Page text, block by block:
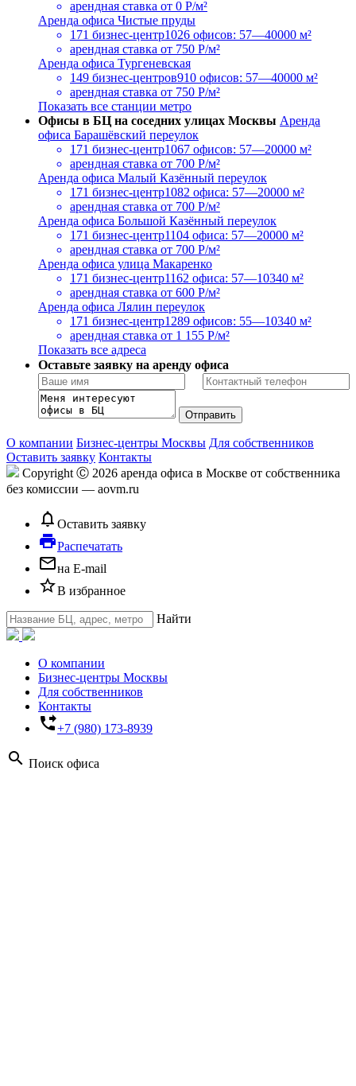
арендная ставка от 0 Р/м²
Аренда офиса Чистые пруды
171 бизнес-центр1026 офисов: 57—40000 м²
арендная ставка от 750 Р/м²
Аренда офиса Тургеневская
149 бизнес-центров910 офисов: 57—40000 м²
арендная ставка от 750 Р/м²
Показать все станции метро
Офисы в БЦ на соседних улицах Москвы Аренда
офиса Барашёвский переулок
171 бизнес-центр1067 офисов: 57—20000 м²
арендная ставка от 700 Р/м²
Аренда офиса Малый Казённый переулок
171 бизнес-центр1082 офиса: 57—20000 м²
арендная ставка от 700 Р/м²
Аренда офиса Большой Казённый переулок
171 бизнес-центр1104 офиса: 57—20000 м²
арендная ставка от 700 Р/м²
Аренда офиса улица Макаренко
171 бизнес-центр1162 офиса: 57—10340 м²
арендная ставка от 600 Р/м²
Аренда офиса Лялин переулок
171 бизнес-центр1289 офисов: 55—10340 м²
арендная ставка от 1 155 Р/м²
Показать все адреса
Оставьте заявку на аренду офиса
О компании Бизнес-центры Москвы Для собственников
Оставить заявку Контакты
Copyright Ⓒ 2026 аренда офиса в Москве от собственника
без комиссии — aovm.ru
notifications_none Оставить заявку
local_printshopРаспечатать
mail_outlineна E-mail
star_borderВ избранное
Найти
О компании
Бизнес-центры Москвы
Для собственников
Контакты
phone_forwarded+7 (980) 173-8939
search Поиск офиса